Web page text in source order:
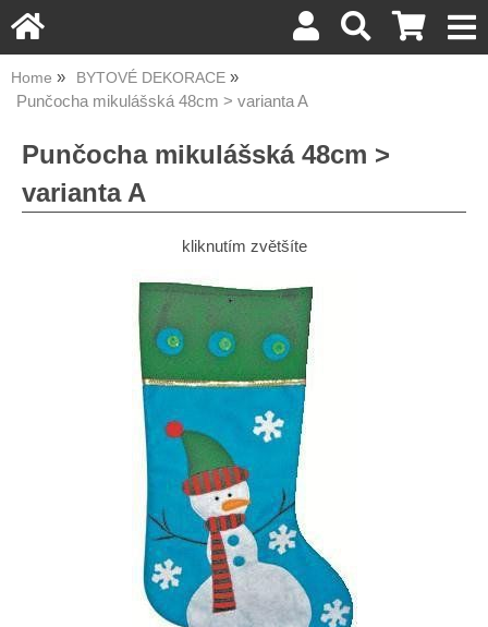
Home BYTOVÉ DEKORACE
Punčocha mikulášská 48cm > varianta A
Punčocha mikulášská 48cm >
varianta A
kliknutím zvětšíte